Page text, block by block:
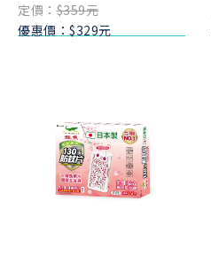
定價：$359元
優惠價：$329元